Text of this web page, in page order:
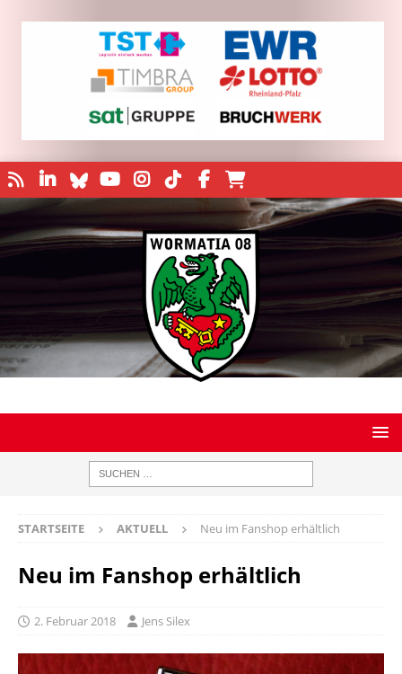
STARTSEITE AKTUELL Neu im Fanshop erhältlich
Neu im Fanshop erhältlich
2. Februar 2018 Jens Silex